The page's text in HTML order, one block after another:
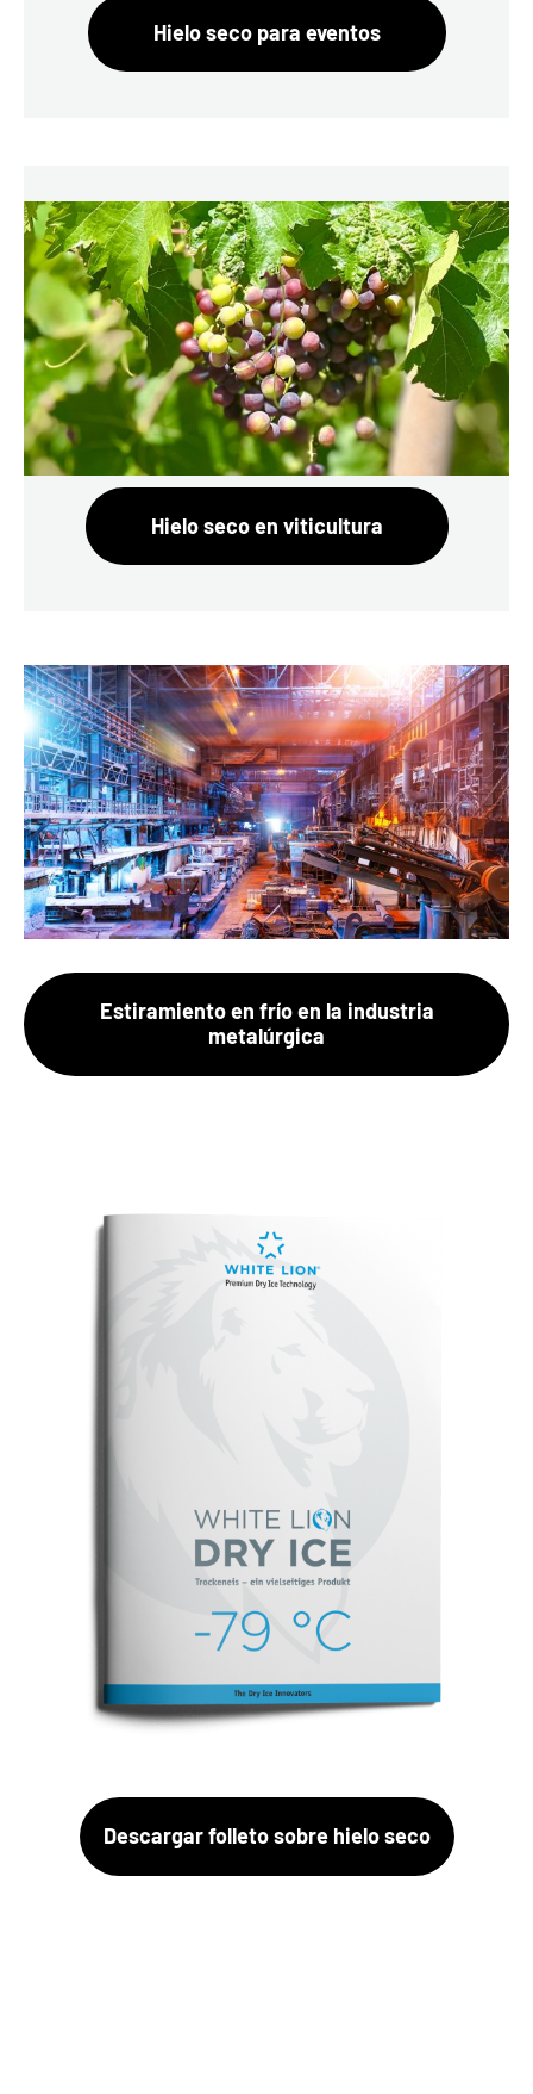
Hielo seco para eventos
Hielo seco en viticultura
Estiramiento en frío en la industria
metalúrgica
Descargar folleto sobre hielo seco